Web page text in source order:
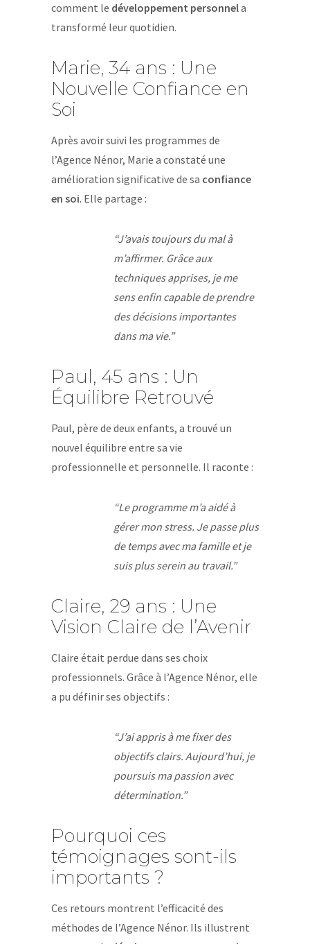
comment le développement personnela
transformé leur quotidien.
Marie, 34 ans : Une
Nouvelle Confiance en
Soi
Après avoir suivi les programmes de
l’Agence Nénor, Marie a constaté une
amélioration significative de sa confiance
en soi. Elle partage :
“J’avais toujours du mal à
m’affirmer. Grâce aux
techniques apprises, je me
sens enfin capable de prendre
des décisions importantes
dans ma vie.”
Paul, 45 ans : Un
Équilibre Retrouvé
Paul, père de deux enfants, a trouvé un
nouvel équilibre entre sa vie
professionnelle et personnelle. Il raconte :
“Le programme m’a aidé à
gérer mon stress. Je passe plus
de temps avec ma famille et je
suis plus serein au travail.”
Claire, 29 ans : Une
Vision Claire de l’Avenir
Claire était perdue dans ses choix
professionnels. Grâce à l’Agence Nénor, elle
a pu définir ses objectifs :
“J’ai appris à me fixer des
objectifs clairs. Aujourd’hui, je
poursuis ma passion avec
détermination.”
Pourquoi ces
témoignages sont-ils
importants ?
Ces retours montrent l’efficacité des
méthodes de l’Agence Nénor. Ils illustrent